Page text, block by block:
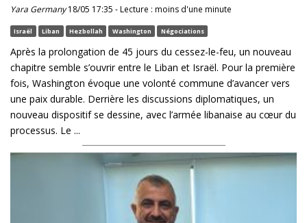
Yara Germany18/05 17:35 - Lecture : moins d'une minute
Israël Liban Hezbollah Washington Négociations
Après la prolongation de 45 jours du cessez-le-feu, un nouveau
chapitre semble s’ouvrir entre le Liban et Israël. Pour la première
fois, Washington évoque une volonté commune d’avancer vers
une paix durable. Derrière les discussions diplomatiques, un
nouveau dispositif se dessine, avec l’armée libanaise au cœur du
processus. Le ...